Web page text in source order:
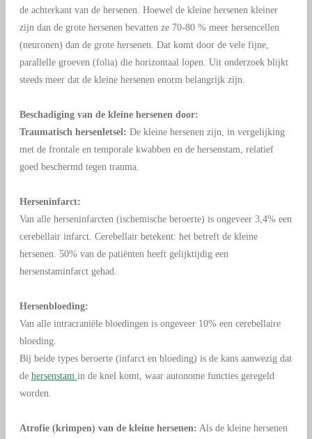
de achterkant van de hersenen. Hoewel de kleine hersenen kleiner
zijn dan de grote hersenen bevatten ze 70-80 % meer hersencellen
(neuronen) dan de grote hersenen. Dat komt door de vele fijne,
parallelle groeven (folia) die horizontaal lopen. Uit onderzoek blijkt
steeds meer dat de kleine hersenen enorm belangrijk zijn.
Beschadiging van de kleine hersenen door:
Traumatisch hersenletsel: De kleine hersenen zijn, in vergelijking
met de frontale en temporale kwabben en de hersenstam , relatief
goed beschermd tegen trauma.
Herseninfarct:
Van alle herseninfarcten (ischemische beroerte) is ongeveer 3,4% een
cerebellair infarct. Cerebellair betekent: het betreft de kleine
hersenen. 50% van de patiënten heeft gelijktijdig een
hersenstaminfarct gehad.
Hersenbloeding:
Van alle intracraniële bloedingen is ongeveer 10% een cerebellaire
bloeding.
Bij beide types beroerte (infarct en bloeding) is de kans aanwezig dat
de hersenstam in de knel komt, waar autonome functies geregeld
worden.
Atrofie (krimpen) van de kleine hersenen: Als de kleine hersenen